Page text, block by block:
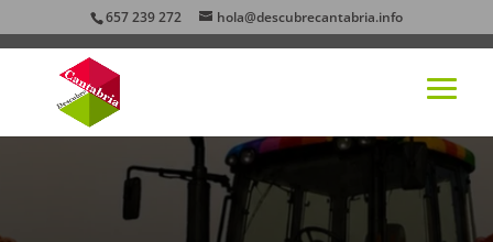
657 239 272 hola@descubrecantabria.info